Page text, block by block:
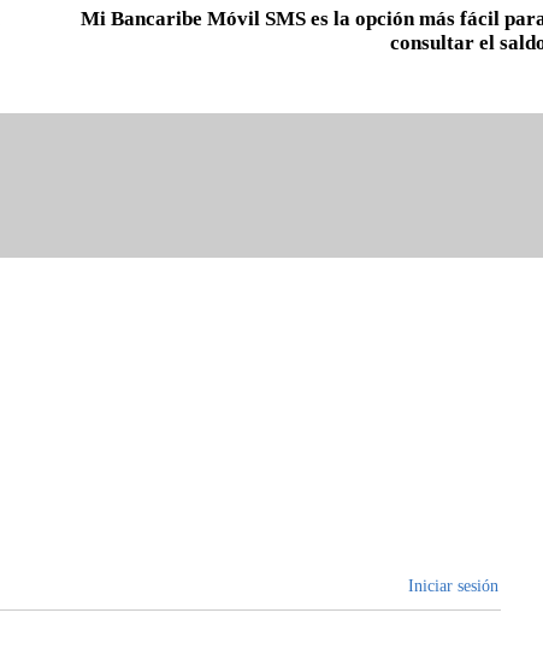
Mi Bancaribe Móvil SMS es la opción más fácil
consultar el
Iniciar sesión